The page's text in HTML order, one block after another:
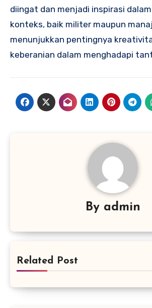
diingat dan menjadi inspirasi
konteks, baik militer maupun
menunjukkan pentingnya
keberanian dalam menghadapi
By admin
Related Post